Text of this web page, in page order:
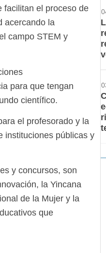
facilitan el proceso de
acercando la
campo STEM y
para que tengan
científico.
el profesorado y la
instituciones públicas y
y concursos, son
la Yincana
de la Mujer y la
que